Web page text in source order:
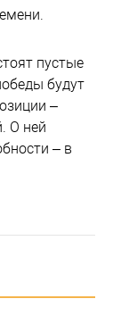
пустые
будут
–
О ней
– в